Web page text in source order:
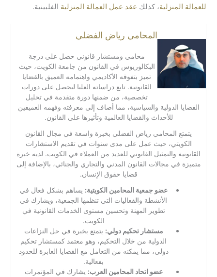
للعمالة المنزلية، كذلك عقد عمل العمالة المنزلية الفلبينية.
المحامي رياض الفضلي
محامي ومستشار قانوني حصل على درجة
البكالوريوس في القانون من جامعة الكويت، حيث
تميز بتفوقه الأكاديمي واهتمامه العميق بالقضايا
القانونية. تابع دراساته العليا ليحصل على دورات
تخصصية، من ضمنها دورة متقدمة في تحليل
القضايا الدولية والسياسية، مما أضاف إلى معرفته وفهمه العميقين
للأحداث والقضايا العالمية وتأثيرها على القانون.
يتمتع المحامي رياض الفضلي بخبرة واسعة في مجال القانون
الكويتي، حيث عمل على مدى سنوات في تقديم الاستشارات
القانونية والتمثيل القانوني للعديد من العملاء في الكويت. لديه خبرة
متميزة في مجالات القانون المدني والتجاري والجنائي، بالإضافة إلى
قضايا حقوق الإنسان.
عضو جمعية المحامين الكويتية: يساهم بشكل فعال في
الأنشطة والفعاليات التي تنظمها الجمعية، ويشارك في
تطوير المهنة وتحسين مستوى الخدمات القانونية في
الكويت.
مستشار تحكيم دولي: يتمتع بخبرة في حل النزاعات
الدولية من خلال التحكيم، وهو معتمد كمستشار تحكيم
دولي، مما يمكنه من التعامل مع القضايا العابرة للحدود
بفعالية.
عضو اتحاد المحامين العرب: يشارك في المؤتمرات